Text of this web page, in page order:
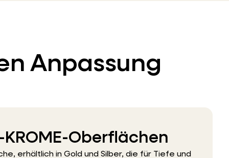
Anpassung
Oberflächen
erhältlich in Gold und Silber, die für Tiefe und